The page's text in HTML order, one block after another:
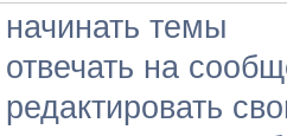
начинать темы
отвечать на
редактировать